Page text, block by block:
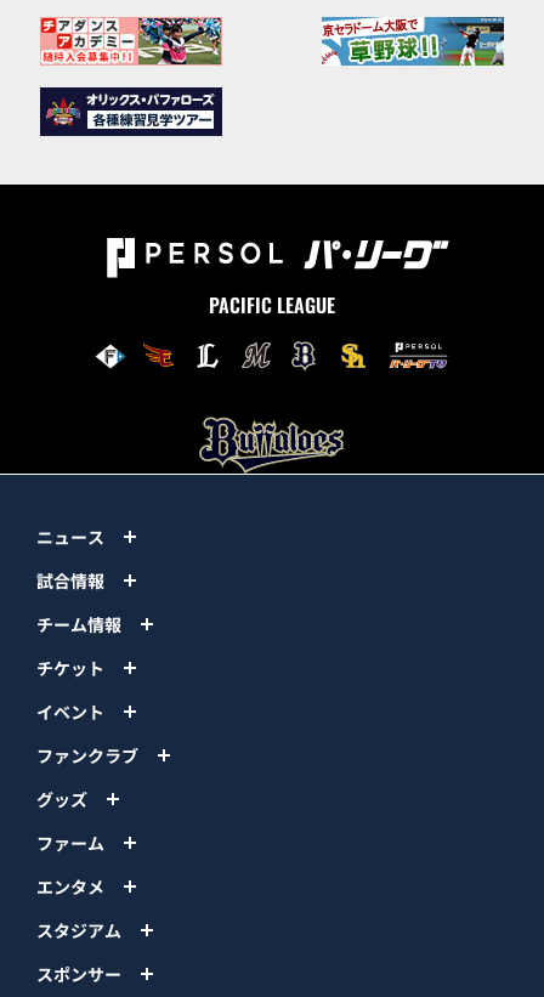
PACIFIC LEAGUE
ニュース
試合情報
チーム情報
チケット
イベント
ファンクラブ
グッズ
ファーム
エンタメ
スタジアム
スポンサー